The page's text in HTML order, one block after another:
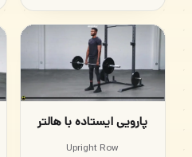
پارویی ایستاده با هالتر
Upright Row